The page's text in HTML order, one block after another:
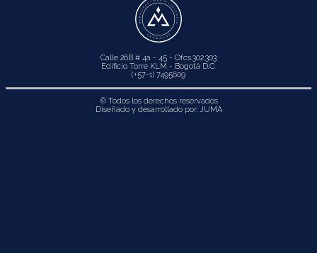
Calle 26B # 4a - 45 - Ofcs.302.303
Edificio Torre KLM - Bogotá D.C.
(+57-1) 7495609
© Todos los derechos reservados
Diseñado y desarrollado por:JUMA